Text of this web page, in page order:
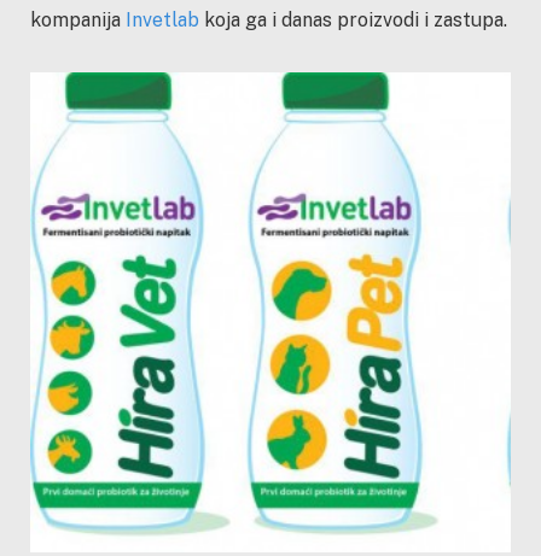
kompanija Invetlab koja ga i danas proizvodi i zastupa.